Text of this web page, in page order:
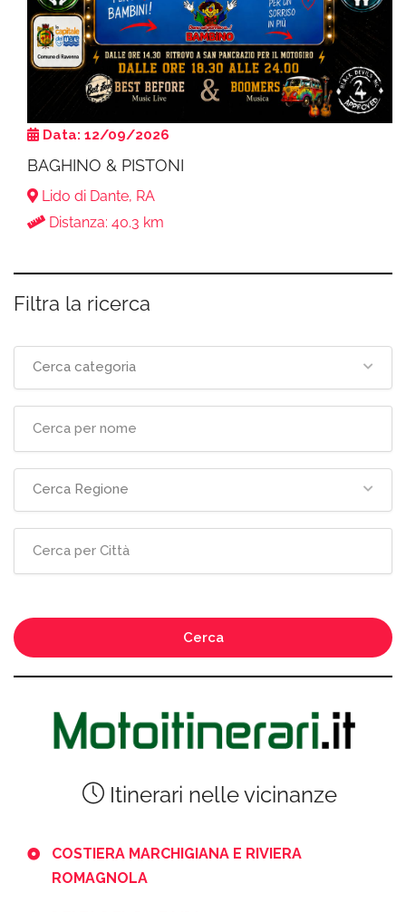
Data: 12/09/2026
BAGHINO & PISTONI
Lido di Dante, RA
Distanza: 40.3 km
Filtra la ricerca
Cerca categoria
Cerca Regione
Cerca
Itinerari nelle vicinanze
COSTIERA MARCHIGIANA E RIVIERA
ROMAGNOLA